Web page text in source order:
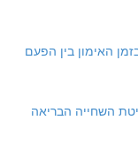
האימון בין הפעם
שבועי לאימון מספר 4 , שיטת השחייה הבריאה